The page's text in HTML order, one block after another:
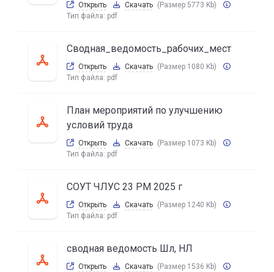
Открыть Скачать (Размер 5773 Kb)
Тип файла: pdf
Сводная_ведомость_рабочих_мест
Открыть Скачать (Размер 1080 Kb)
Тип файла: pdf
План мероприятий по улучшению
условий труда
Открыть Скачать (Размер 1073 Kb)
Тип файла: pdf
СОУТ ЧЛУС 23 РМ 2025 г
Открыть Скачать (Размер 1240 Kb)
Тип файла: pdf
сводная ведомость Шл, НЛ
Открыть Скачать (Размер 1536 Kb)